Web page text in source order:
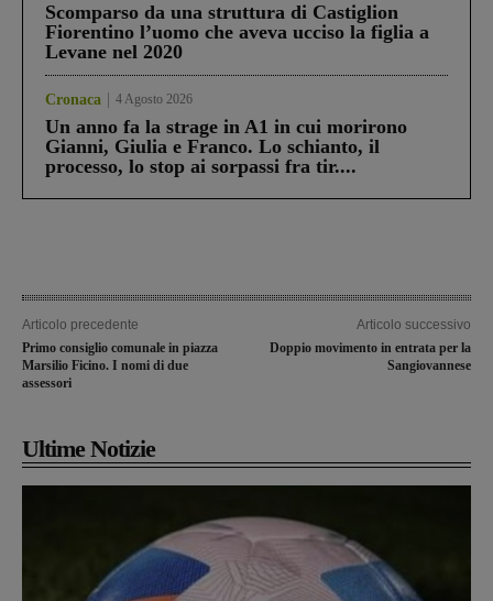
Scomparso da una struttura di Castiglion
Fiorentino l’uomo che aveva ucciso la figlia a
Levane nel 2020
Cronaca 4 Agosto 2026
Un anno fa la strage in A1 in cui morirono
Gianni, Giulia e Franco. Lo schianto, il
processo, lo stop ai sorpassi fra tir....
Articolo precedente
Primo consiglio comunale in piazza
Marsilio Ficino. I nomi di due
assessori
Articolo successivo
Doppio movimento in entrata per la
Sangiovannese
Ultime Notizie